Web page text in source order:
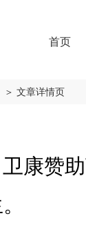
首页
＞ 文章详情页
康赞